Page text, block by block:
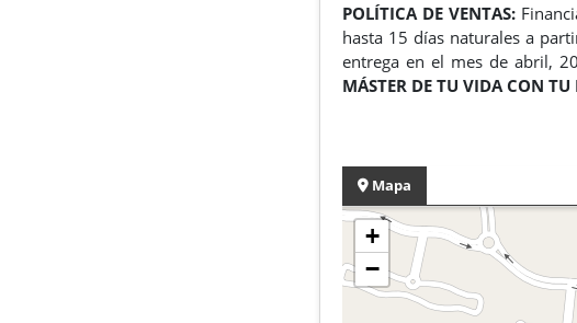
POLÍTICA DE VENTAS:
hasta 15 días naturales a
entrega en el mes de abril,
MÁSTER DE TU VIDA CON
Mapa
+
−